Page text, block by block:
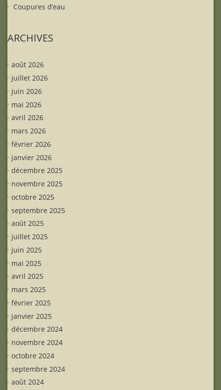
Coupures d’eau
ARCHIVES
août 2026
juillet 2026
juin 2026
mai 2026
avril 2026
mars 2026
février 2026
janvier 2026
décembre 2025
novembre 2025
octobre 2025
septembre 2025
août 2025
juillet 2025
juin 2025
mai 2025
avril 2025
mars 2025
février 2025
janvier 2025
décembre 2024
novembre 2024
octobre 2024
septembre 2024
août 2024